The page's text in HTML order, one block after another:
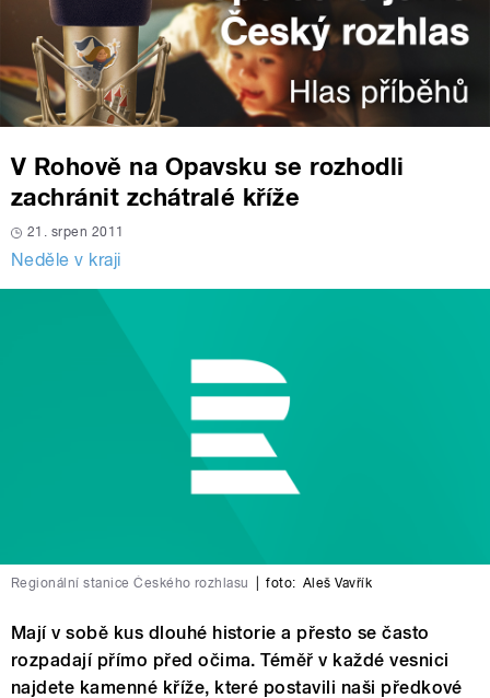
V Rohově na Opavsku se rozhodli
zachránit zchátralé kříže
21. srpen 2011
Neděle v kraji
Regionální stanice Českého rozhlasu foto: Aleš Vavřík
Mají v sobě kus dlouhé historie a přesto se často
rozpadají přímo před očima. Téměř v každé vesnici
najdete kamenné kříže, které postavili naši předkové